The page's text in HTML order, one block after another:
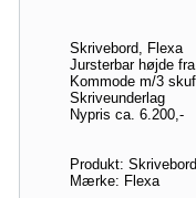
Skrivebord, Flexa
Jursterbar højde fra
Kommode m/3
Skriveunderlag
Nypris ca. 6.200,-
Produkt: Skrivebord
Mærke: Flexa